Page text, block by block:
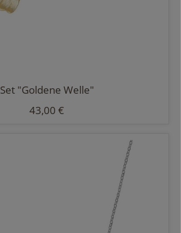
Set "Goldene Welle"
Regulärer Preis:
43,00 €